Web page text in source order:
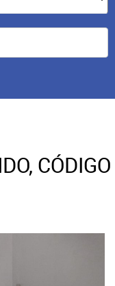
CÓDIGO